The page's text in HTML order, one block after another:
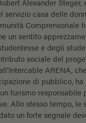
Alexander Steger,
servizio casa delle
Comprensoriale
un sentito
e degli
sociale del
ARENA,
di pubblico, ha
turismo responsabile
Allo stesso tempo, le
un forte segnale